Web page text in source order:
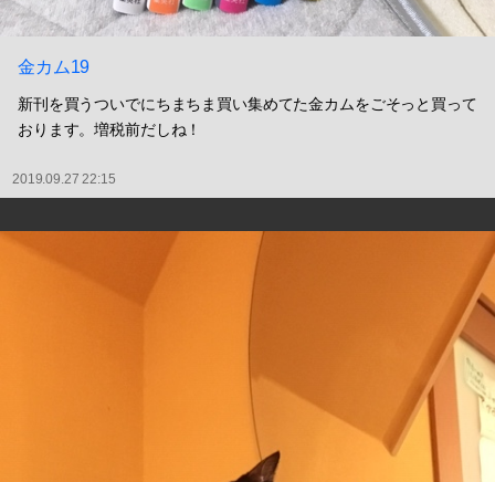
金カム19
新刊を買うついでにちまちま買い集めてた金カムをごそっと買って
おります。増税前だしね！
2019.09.27 22:15